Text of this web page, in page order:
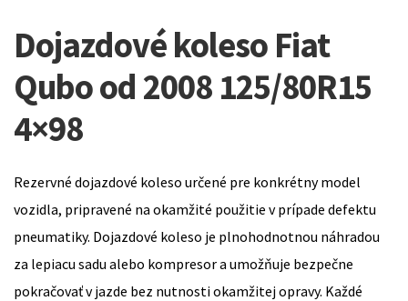
Dojazdové koleso Fiat
Qubo od 2008 125/80R15
4×98
Rezervné dojazdové koleso určené pre konkrétny model
vozidla, pripravené na okamžité použitie v prípade defektu
pneumatiky. Dojazdové koleso je plnohodnotnou náhradou
za lepiacu sadu alebo kompresor a umožňuje bezpečne
pokračovať v jazde bez nutnosti okamžitej opravy. Každé